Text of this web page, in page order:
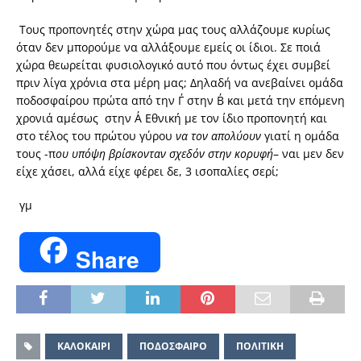
Τους προπονητές στην χώρα μας τους αλλάζουμε κυρίως
όταν δεν μπορούμε να αλλάξουμε εμείς οι ίδιοι. Σε ποιά
χώρα θεωρείται φυσιολογικό αυτό που όντως έχει συμβεί
πριν λίγα χρόνια στα μέρη μας; Δηλαδή να ανεβαίνει ομάδα
ποδοσφαίρου πρώτα από την Γ΄ στην Β΄ και μετά την επόμενη
χρονιά αμέσως στην Α΄ Εθνική με τον ίδιο προπονητή και
στο τέλος του πρώτου γύρου να τον απολύουν γιατί η ομάδα
τους -που υπόψη βρίσκονταν σχεδόν στην κορυφή– ναι μεν δεν
είχε χάσει, αλλά είχε φέρει δε, 3 ισοπαλίες σερί;
γμ
Share
ΚΑΛΟΚΑΙΡΙ ΠΟΔΟΣΦΑΙΡΟ ΠΟΛΙΤΙΚΗ